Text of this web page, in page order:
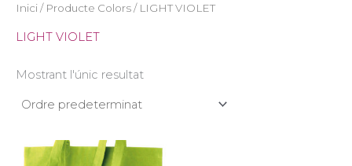
Inici/ Producte Colors / LIGHT VIOLET
LIGHT VIOLET
Mostrant l'únic resultat
Interval
de
Aquest